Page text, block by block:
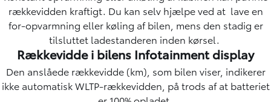
rækkevidden kraftigt. Du kan selv hjælpe ved at lave en
for-opvarmning eller køling af bilen, mens den stadig er
tilsluttet ladestanderen inden kørsel.
Rækkevidde i bilens Infotainment display
Den anslåede rækkevidde (km), som bilen viser, indikerer
ikke automatisk WLTP-rækkevidden, på trods af at batteriet